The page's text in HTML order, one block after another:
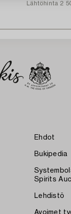
Lähtöhinta 2
Ehdot
Bukipedia
Spirits
Lehdistö
Avoimet